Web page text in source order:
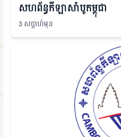
សហព័ន្ធកីឡាសាំបូកម្ពុជា
3 សប្តាហ៍មុន